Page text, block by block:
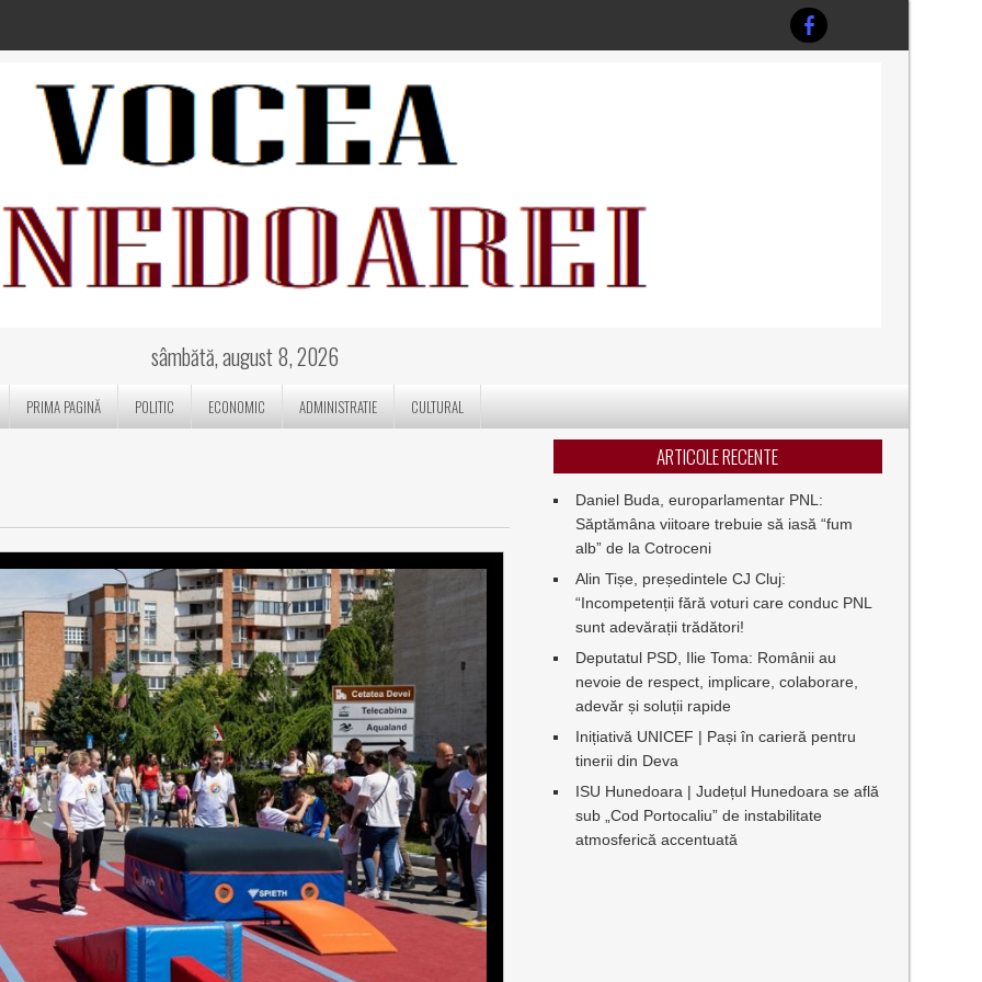
sâmbătă, august 8, 2026
PRIMA PAGINĂ POLITIC ECONOMIC ADMINISTRATIE CULTURAL
ARTICOLE RECENTE
Daniel Buda, europarlamentar PNL:
Săptămâna viitoare trebuie să iasă “fum
alb” de la Cotroceni
Alin Tișe, președintele CJ Cluj:
“Incompetenții fără voturi care conduc PNL
sunt adevărații trădători!
Deputatul PSD, Ilie Toma: Românii au
nevoie de respect, implicare, colaborare,
adevăr și soluții rapide
Inițiativă UNICEF | Pași în carieră pentru
tinerii din Deva
ISU Hunedoara | Județul Hunedoara se află
sub „Cod Portocaliu” de instabilitate
atmosferică accentuată